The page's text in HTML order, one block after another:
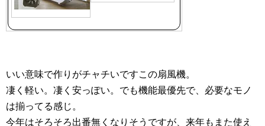
いい意味で作りがチャチいですこの扇風機。
凄く軽い。凄く安っぽい。でも機能最優先で、必要なモノ
は揃ってる感じ。
今年はそろそろ出番無くなりそうですが、来年もまた使え